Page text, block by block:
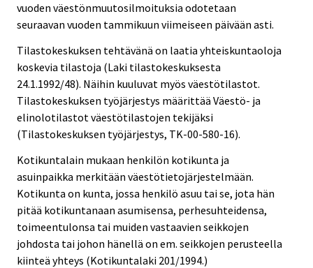
vuoden väestönmuutosilmoituksia odotetaan
seuraavan vuoden tammikuun viimeiseen päivään asti.
Tilastokeskuksen tehtävänä on laatia yhteiskuntaoloja
koskevia tilastoja (Laki tilastokeskuksesta
24.1.1992/48). Näihin kuuluvat myös väestötilastot.
Tilastokeskuksen työjärjestys määrittää Väestö- ja
elinolotilastot väestötilastojen tekijäksi
(Tilastokeskuksen työjärjestys, TK-00-580-16).
Kotikuntalain mukaan henkilön kotikunta ja
asuinpaikka merkitään väestötietojärjestelmään.
Kotikunta on kunta, jossa henkilö asuu tai se, jota hän
pitää kotikuntanaan asumisensa, perhesuhteidensa,
toimeentulonsa tai muiden vastaavien seikkojen
johdosta tai johon hänellä on em. seikkojen perusteella
kiinteä yhteys (Kotikuntalaki 201/1994.)